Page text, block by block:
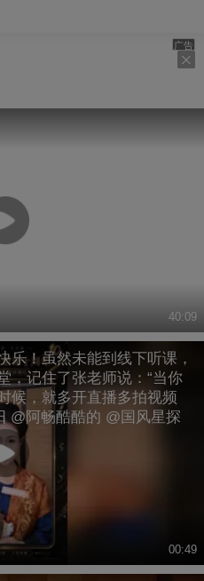
广告
40:09
乐！虽然未能到线下听课，
，记住了张老师说：“当你
候，就多开直播多拍视频
@阿畅酷酷的 @国风星探
00:49